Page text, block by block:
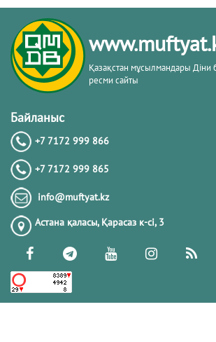
Жүрек сырлары 2-дәріс. Тәубе
тақырыбы. Әр-рисала әл-Қушайрия
кітабы негізінде
20.02.2026
20.02.2026
РАМАЗАН – РАХЫМ, КЕШІРІМ ЖӘНЕ
ТОЗАҚТАН ҚҰТЫЛУ АЙЫ
19.02.2026 7442
РАМАЗАН ҚАРСАҢЫНДАҒЫ
Қазақстан мұсылмандары
ресми сайты
Байланыс
+7 7172 999 866
+7 7172 999 865
info@muftyat.kz
Астана қаласы, Қарасаз к-сi, 3